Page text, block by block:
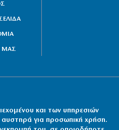
ΜΑΣ
και των υπηρεσιών
αυστηρά για προσωπική χρήση.